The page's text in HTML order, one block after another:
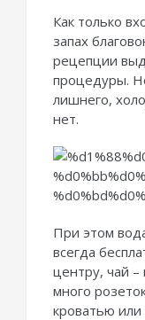
Как только
запах
рецепции
процедуры.
лишнего,
нет.
При этом
всегда
центру, чай
много
кроватью